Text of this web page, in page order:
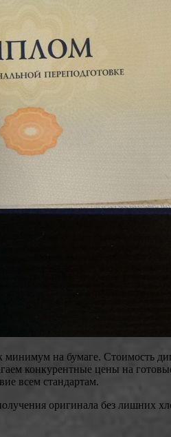
на бумаге. Стоимость
конкурентные цены на
всем стандартам.
оригинала без лишних